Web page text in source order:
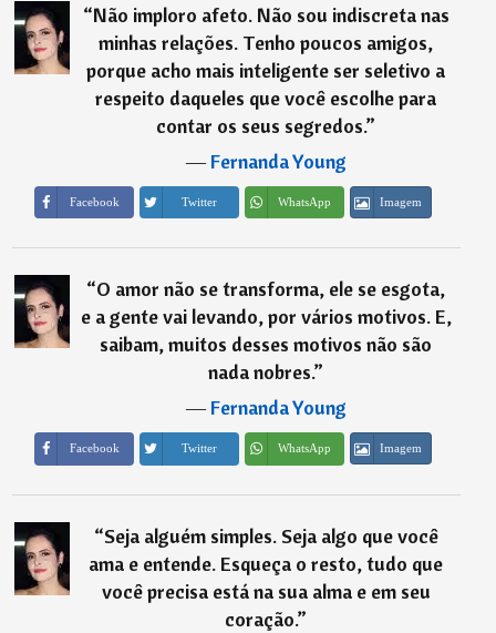
“Não imploro afeto. Não sou indiscreta nas
minhas relações. Tenho poucos amigos,
porque acho mais inteligente ser seletivo a
respeito daqueles que você escolhe para
contar os seus segredos.”
―Fernanda Young
Facebook Twitter WhatsApp Imagem
“O amor não se transforma, ele se esgota,
e a gente vai levando, por vários motivos. E,
saibam, muitos desses motivos não são
nada nobres.”
―Fernanda Young
Facebook Twitter WhatsApp Imagem
“Seja alguém simples. Seja algo que você
ama e entende. Esqueça o resto, tudo que
você precisa está na sua alma e em seu
coração.”